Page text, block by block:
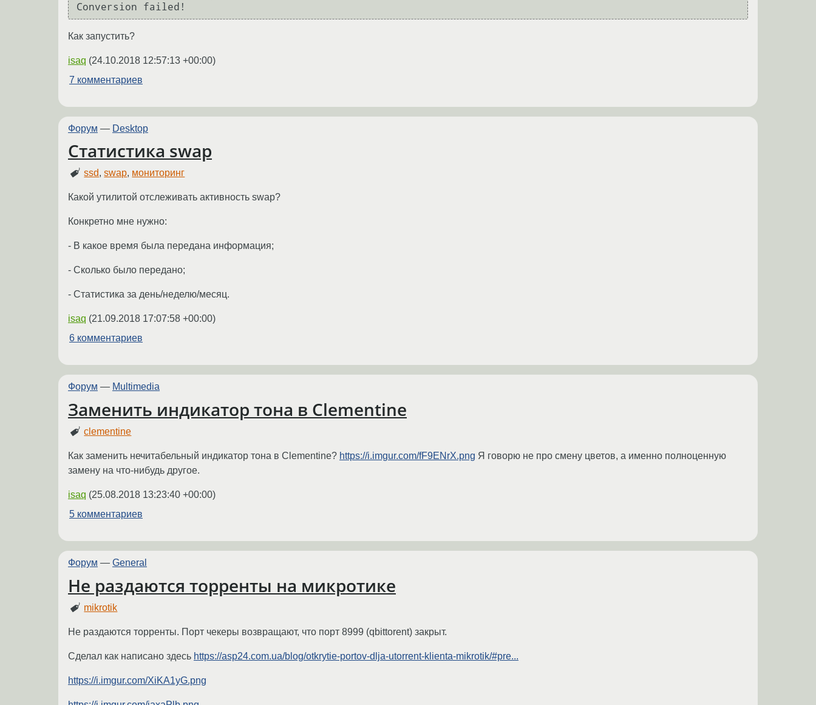
Как запустить?
isaq (24.10.2018 12:57:13 +00:00)
7 комментариев
Форум — Desktop
Статистика swap
ssd,swap, мониторинг
Какой утилитой отслеживать активность swap?
Конкретно мне нужно:
- В какое время была передана информация;
- Сколько было передано;
- Статистика за день/неделю/месяц.
isaq (21.09.2018 17:07:58 +00:00)
6 комментариев
Форум — Multimedia
Заменить индикатор тона в Clementine
clementine
Как заменить нечитабельный индикатор тона в Clementine? https://i.imgur.com/fF9ENrX.png Я говорю не про смену цветов, а именно полноценную
замену на что-нибудь другое.
isaq (25.08.2018 13:23:40 +00:00)
5 комментариев
Форум — General
Не раздаются торренты на микротике
mikrotik
Не раздаются торренты. Порт чекеры возвращают, что порт 8999 (qbittorent) закрыт.
Сделал как написано здесь https://asp24.com.ua/blog/otkrytie-portov-dlja-utorrent-klienta-mikrotik/#pre...
https://i.imgur.com/XiKA1yG.png